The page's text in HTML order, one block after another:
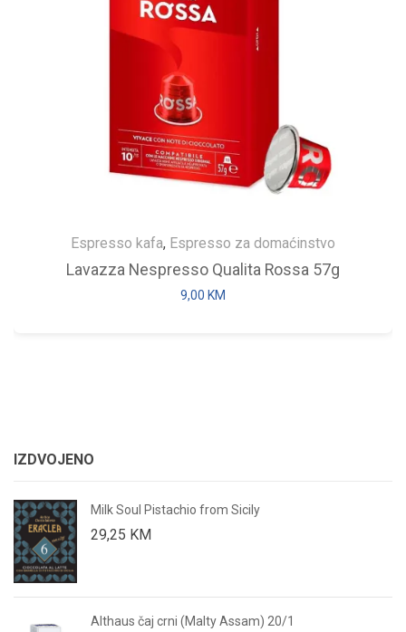
Espresso kafa, Espresso za domaćinstvo
Lavazza Nespresso Qualita Rossa 57g
9,00 KM
IZDVOJENO
Milk Soul Pistachio from Sicily
29,25 KM
Althaus čaj crni (Malty Assam) 20/1